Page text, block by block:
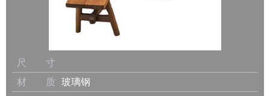
尺 寸
材 质
玻璃钢